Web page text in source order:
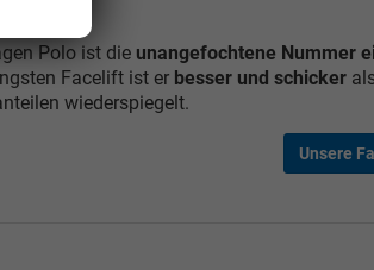
Polo ist die unangefochtene Nummer
Facelift ist er besser und schicker
wiederspiegelt.
Unsere